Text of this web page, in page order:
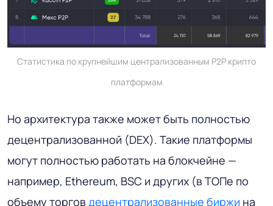
Статистика по крупнейшим централизованным P2P крипто
платформам
Но архитектура также может быть полностью
децентрализованной (DEX). Такие платформы
могут полностью работать на блокчейне —
например, Ethereum, BSC и других (в ТОПе по
объему торгов децентрализованные биржи на